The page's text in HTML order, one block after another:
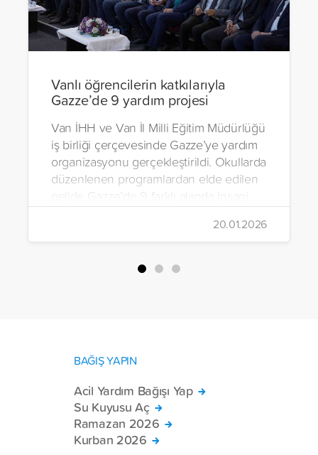
Vanlı öğrencilerin katkılarıyla
Gazze’de 9 yardım projesi
Van İHH ve Van İl Milli Eğitim Müdürlüğü
iş birliği çerçevesinde Gazze’ye yardım
organizasyonu gerçekleştirildi. Okullarda
düzenlenen programlardan elde edilen
gelirle Gazze’de 9 farklı alanda insani
yardım çalışmalarında bulunuldu.
20.01.2026
BAĞIŞ YAPIN
Acil Yardım Bağışı Yap
Su Kuyusu Aç
Ramazan 2026
Kurban 2026